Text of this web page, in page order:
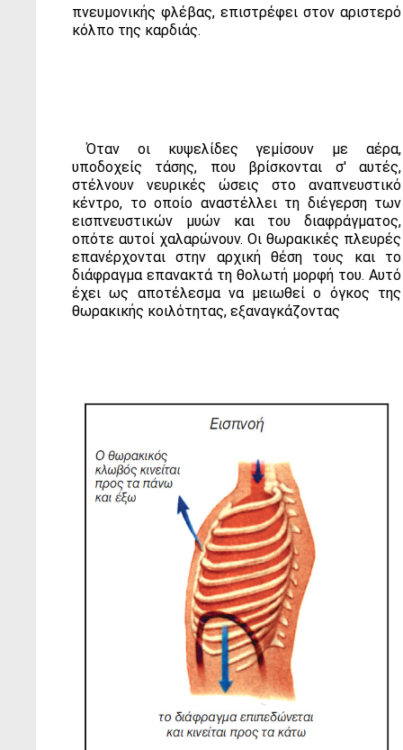
πνευμονικής φλέβας, επιστρέφει στον αριστερό
κόλπο της καρδιάς.
Όταν οι κυψελίδες γεμίσουν με αέρα,
υποδοχείς τάσης, που βρίσκονται σ' αυτές,
στέλνουν νευρικές ώσεις στο αναπνευστικό
κέντρο, το οποίο αναστέλλει τη διέγερση των
εισπνευστικών μυών και του διαφράγματος,
οπότε αυτοί χαλαρώνουν. Οι θωρακικές πλευρές
επανέρχονται στην αρχική θέση τους και το
διάφραγμα επανακτά τη θολωτή μορφή του. Αυτό
έχει ως αποτέλεσμα να μειωθεί ο όγκος της
θωρακικής κοιλότητας, εξαναγκάζοντας